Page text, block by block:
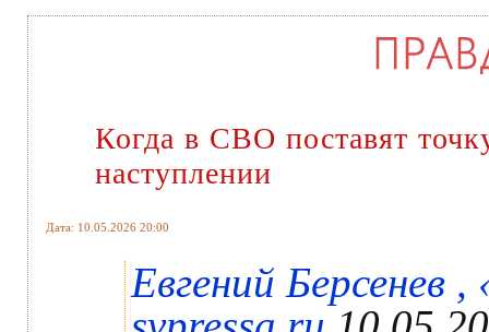
Когда в СВО поставят
наступлении
Дата: 10.05.2026 20:00
Евгений Берсенев